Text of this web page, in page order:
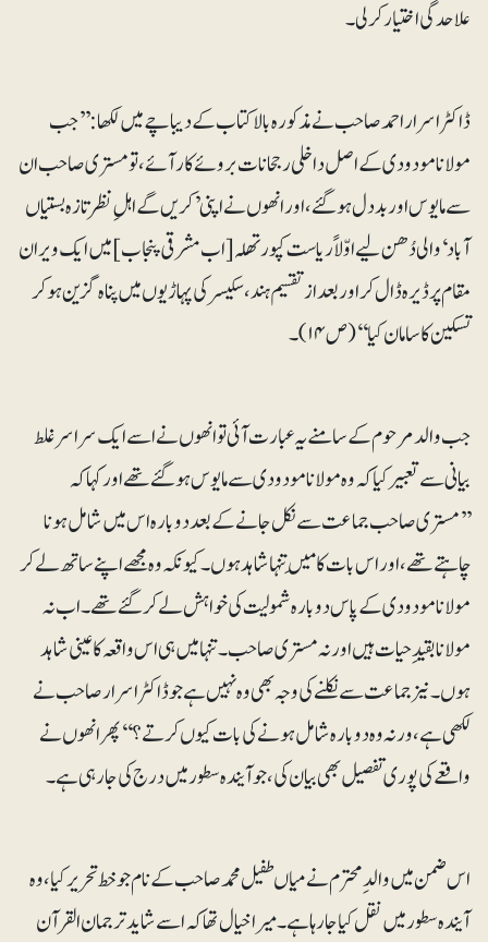
علاحدگی اختیار کرلی۔
ڈاکٹر اسرار احمد صاحب نےمذکورہ بالا کتاب کے دیباچے میں لکھا: ’’جب
مولانا مودودی کے اصل داخلی رجحانات بروئے کار آئے، تومستری صاحب ان
سے مایوس اور بددل ہوگئے، اور انھوں نے اپنی ’کریں گے اہلِ نظر تازہ بستیاں
آباد‘ والی دُھن لیے اوّلاً ریاست کپورتھلہ [اب مشرقی پنجاب] میں ایک ویران
مقام پر ڈیرہ ڈال کر اور بعد از تقسیم ہند،سکیسر کی پہاڑیوں میں پناہ گزین ہوکر
تسکین کا سامان کیا‘‘(ص۱۴)۔
جب والد مرحوم کے سامنے یہ عبارت آئی تو انھوں نے اسے ایک سراسر غلط
بیانی سے تعبیر کیا کہ وہ مولانا مودودی سے مایوس ہوگئے تھے اورکہا کہ
’’مستری صاحب جماعت سے نکل جانے کے بعد دوبارہ اس میں شامل ہونا
چاہتے تھے، اور اس بات کا مَیں تنہا شاہد ہوں۔ کیونکہ وہ مجھے اپنے ساتھ لے کر
مولانا مودودی کے پاس دوبارہ شمولیت کی خواہش لے کر گئے تھے۔ اب نہ
مولانا بقیدِحیات ہیں اور نہ مستری صاحب۔تنہا میں ہی اس واقعہ کا عینی شاہد
ہوں۔ نیز جماعت سے نکلنے کی وجہ بھی وہ نہیں ہے جو ڈاکٹر اسرار صاحب نے
لکھی ہے، ورنہ وہ دوبارہ شامل ہونے کی بات کیوں کرتے؟‘‘ پھر انھوں نے
واقعے کی پوری تفصیل بھی بیان کی، جو آیندہ سطور میں درج کی جارہی ہے۔
اس ضمن میں والد ِ محترم نے میاں طفیل محمد صاحب کے نام جو خط تحریر کیا،وہ
آیندہ سطور میں نقل کیا جارہا ہے۔ میرا خیال تھا کہ اسے شاید ترجمان القرآن